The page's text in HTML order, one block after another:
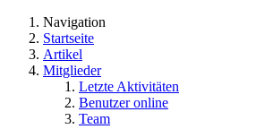
Navigation
Startseite
Artikel
Mitglieder
Letzte Aktivitäten
Benutzer online
Team